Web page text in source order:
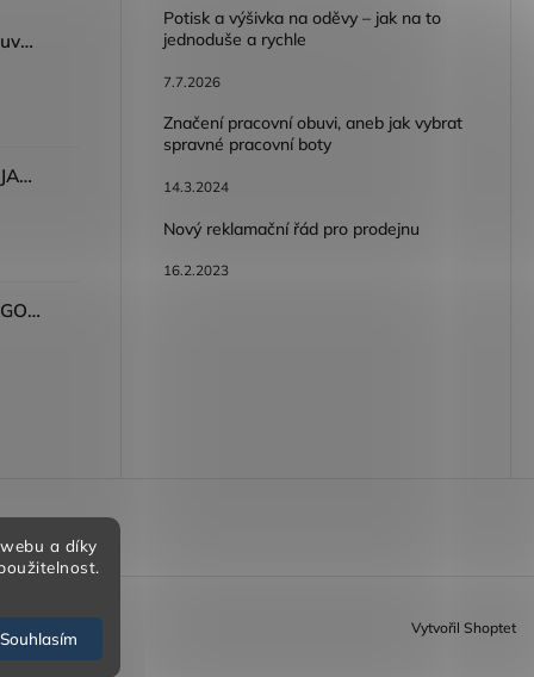
a díky
Souhlasím
Dámský volnočasový nazouvák ARDON®JUNO - růžová
Dámské kalhoty ARDON®JASVENA šedá
Tričko ARDON®ULTRITE®GO! dámské růžová
Potisk a výšivka na oděvy – jak na to
jednoduše a rychle
7.7.2026
Značení pracovní obuvi, aneb jak vybrat
spravné pracovní boty
14.3.2024
Nový reklamační řád pro prodejnu
16.2.2023
Vytvořil Shoptet